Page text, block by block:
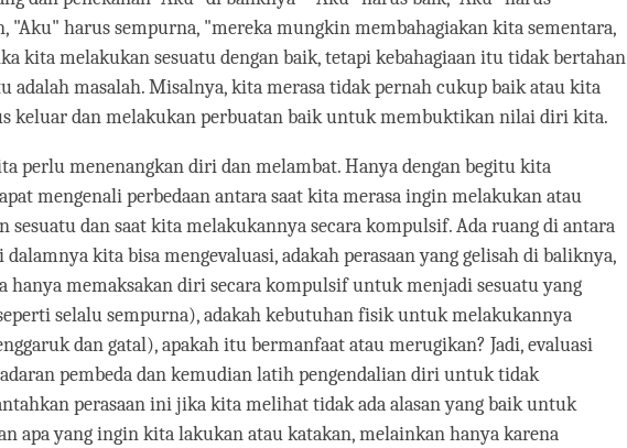
"Aku" harus sempurna, "mereka mungkin membahagiakan kita sementara,
kita melakukan sesuatu dengan baik, tetapi kebahagiaan itu tidak bertahan
adalah masalah. Misalnya, kita merasa tidak pernah cukup baik atau kita
keluar dan melakukan perbuatan baik untuk membuktikan nilai diri kita.
perlu menenangkan diri dan melambat. Hanya dengan begitu kita
mengenali perbedaan antara saat kita merasa ingin melakukan atau
sesuatu dan saat kita melakukannya secara kompulsif. Ada ruang di antara
dalamnya kita bisa mengevaluasi, adakah perasaan yang gelisah di baliknya,
hanya memaksakan diri secara kompulsif untuk menjadi sesuatu yang
selalu sempurna), adakah kebutuhan fisik untuk melakukannya
dan gatal), apakah itu bermanfaat atau merugikan? Jadi, evaluasi
pembeda dan kemudian latih pengendalian diri untuk tidak
perasaan ini jika kita melihat tidak ada alasan yang baik untuk
apa yang ingin kita lakukan atau katakan, melainkan hanya karena